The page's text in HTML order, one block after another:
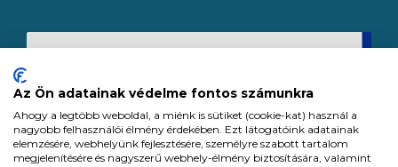
Az Ön adatainak védelme fontos számunkra
Ahogy a legtöbb weboldal, a miénk is sütiket (cookie-kat) használ a
nagyobb felhasználói élmény érdekében. Ezt látogatóink adatainak
elemzésére, webhelyünk fejlesztésére, személyre szabott tartalom
megjelenítésére és nagyszerű webhely-élmény biztosítására, valamint